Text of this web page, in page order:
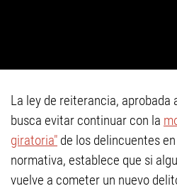
La ley de reiterancia, aprobada
busca evitar continuar con la
giratoria" de los delincuentes
normativa, establece que si
vuelve a cometer un nuevo